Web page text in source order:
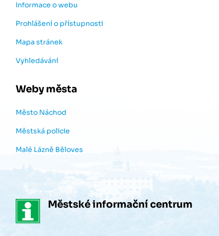
Informace o webu
Prohlášení o přístupnosti
Mapa stránek
Vyhledávání
Weby města
Město Náchod
Městská policie
Malé Lázně Běloves
Městské informační centrum